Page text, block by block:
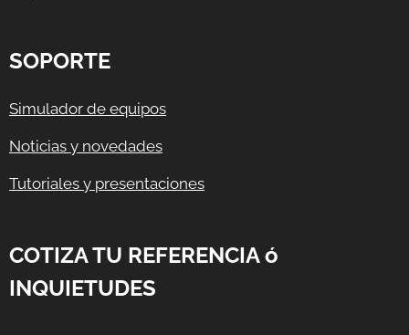
SOPORTE
Simulador de equipos
Noticias y novedades
Tutoriales y presentaciones
COTIZA TU REFERENCIA ó
INQUIETUDES